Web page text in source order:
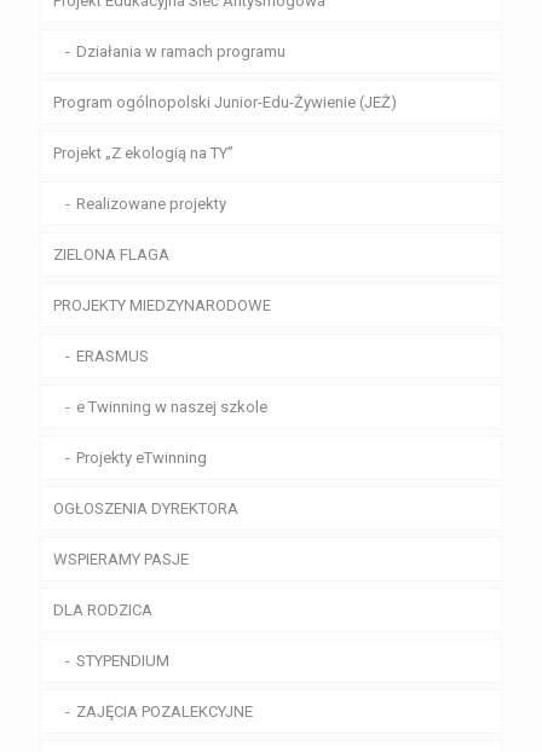
Działania w ramach programu
Program ogólnopolski Junior-Edu-Żywienie (JEŻ)
Projekt „Z ekologią na TY”
Realizowane projekty
ZIELONA FLAGA
PROJEKTY MIEDZYNARODOWE
ERASMUS
e Twinning w naszej szkole
Projekty eTwinning
OGŁOSZENIA DYREKTORA
WSPIERAMY PASJE
DLA RODZICA
STYPENDIUM
ZAJĘCIA POZALEKCYJNE